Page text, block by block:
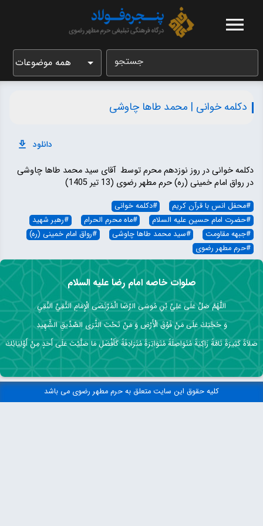
جستجو همه موضوعات
دکلمه خوانی | محمد طاها چاوشی
دانلود
دکلمه خوانی در روز نوزدهم محرم توسط آقای سید محمد طاها چاوشی
در رواق امام خمینی (ره) حرم مطهر رضوی (13 تیر 1405)
#محفل انس با قرآن کریم #دکلمه خوانی
#حضرت امام حسین علیه السلام #ماه محرم الحرام #رهبر شهید
#جبهه مقاومت #سید محمد طاها چاوشی #رواق امام خمینی (ره)
#حرم مطهر رضوی
صلوات خاصه امام رضا علیه السلام
اللَّهُمَّ صَلِّ عَلَى عَلِيِّ بْنِ مُوسَى الرِّضَا الْمُرْتَضَى الْإِمَامِ التَّقِيِّ النَّقِيِ
وَ حُجَّتِكَ عَلَى مَنْ فَوْقَ الْأَرْضِ وَ مَنْ تَحْتَ الثَّرَى الصِّدِّيقِ الشَّهِيدِ
صَلاَةً كَثِيرَةً تَامَّةً زَاكِيَةً مُتَوَاصِلَةً مُتَوَاتِرَةً مُتَرَادِفَةً كَأَفْضَلِ مَا صَلَّيْتَ عَلَى أَحَدٍ مِنْ أَوْلِيَائِكَ
کلیه حقوق این سایت متعلق به حرم مطهر رضوی می باشد